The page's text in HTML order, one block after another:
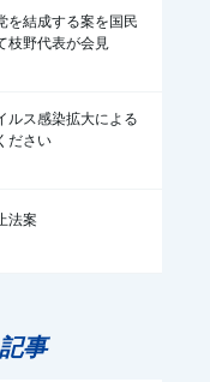
を結成する案を国民
枝野代表が会見
ルス感染拡大による
ださい
法案
事